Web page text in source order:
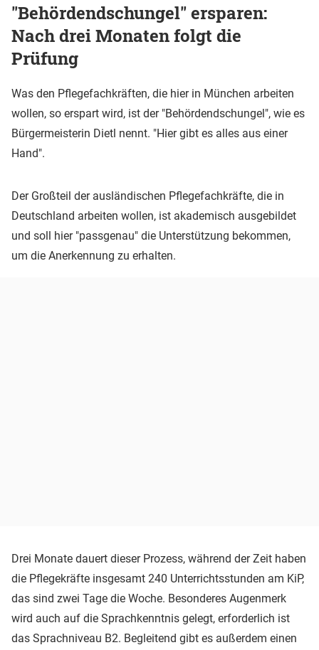
"Behördendschungel" ersparen:
Nach drei Monaten folgt die
Prüfung
Was den Pflegefachkräften, die hier in München arbeiten
wollen, so erspart wird, ist der "Behördendschungel", wie es
Bürgermeisterin Dietl nennt. "Hier gibt es alles aus einer
Hand".
Der Großteil der ausländischen Pflegefachkräfte, die in
Deutschland arbeiten wollen, ist akademisch ausgebildet
und soll hier "passgenau" die Unterstützung bekommen,
um die Anerkennung zu erhalten.
Drei Monate dauert dieser Prozess, während der Zeit haben
die Pflegekräfte insgesamt 240 Unterrichtsstunden am KiP,
das sind zwei Tage die Woche. Besonderes Augenmerk
wird auch auf die Sprachkenntnis gelegt, erforderlich ist
das Sprachniveau B2. Begleitend gibt es außerdem einen